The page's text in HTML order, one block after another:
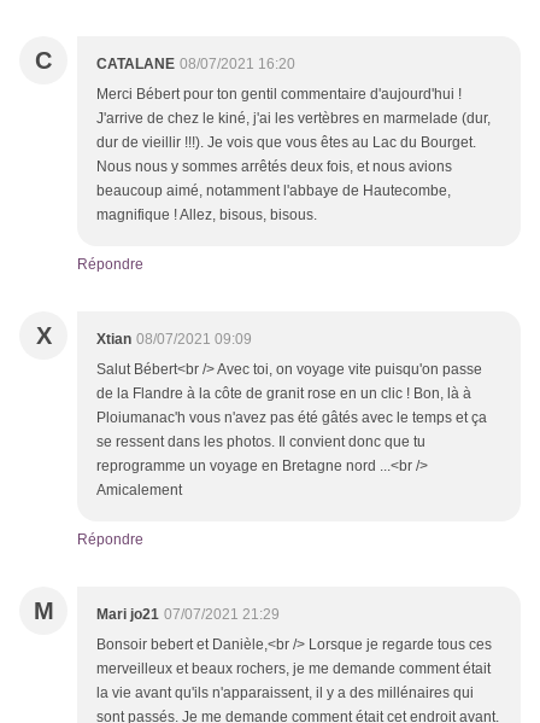
C CATALANE 08/07/2021 16:20
Merci Bébert pour ton gentil commentaire d'aujourd'hui !
J'arrive de chez le kiné, j'ai les vertèbres en marmelade (dur,
dur de vieillir !!!). Je vois que vous êtes au Lac du Bourget.
Nous nous y sommes arrêtés deux fois, et nous avions
beaucoup aimé, notamment l'abbaye de Hautecombe,
magnifique ! Allez, bisous, bisous.
Répondre
X Xtian 08/07/2021 09:09
Salut Bébert<br /> Avec toi, on voyage vite puisqu'on passe
de la Flandre à la côte de granit rose en un clic ! Bon, là à
Ploiumanac'h vous n'avez pas été gâtés avec le temps et ça
se ressent dans les photos. Il convient donc que tu
reprogramme un voyage en Bretagne nord ...<br />
Amicalement
Répondre
M Mari jo21 07/07/2021 21:29
Bonsoir bebert et Danièle,<br /> Lorsque je regarde tous ces
merveilleux et beaux rochers, je me demande comment était
la vie avant qu'ils n'apparaissent, il y a des millénaires qui
sont passés. Je me demande comment était cet endroit avant.